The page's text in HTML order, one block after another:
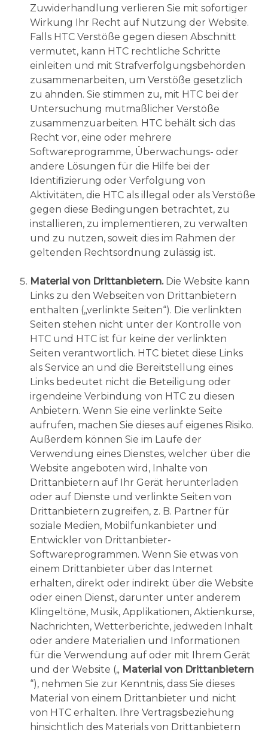
Zuwiderhandlung verlieren Sie mit sofortiger
Wirkung Ihr Recht auf Nutzung der Website.
Falls HTC Verstöße gegen diesen Abschnitt
vermutet, kann HTC rechtliche Schritte
einleiten und mit Strafverfolgungsbehörden
zusammenarbeiten, um Verstöße gesetzlich
zu ahnden. Sie stimmen zu, mit HTC bei der
Untersuchung mutmaßlicher Verstöße
zusammenzuarbeiten. HTC behält sich das
Recht vor, eine oder mehrere
Softwareprogramme, Überwachungs- oder
andere Lösungen für die Hilfe bei der
Identifizierung oder Verfolgung von
Aktivitäten, die HTC als illegal oder als Verstöße
gegen diese Bedingungen betrachtet, zu
installieren, zu implementieren, zu verwalten
und zu nutzen, soweit dies im Rahmen der
geltenden Rechtsordnung zulässig ist.
Material von Drittanbietern. Die Website kann
Links zu den Webseiten von Drittanbietern
enthalten („verlinkte Seiten“). Die verlinkten
Seiten stehen nicht unter der Kontrolle von
HTC und HTC ist für keine der verlinkten
Seiten verantwortlich. HTC bietet diese Links
als Service an und die Bereitstellung eines
Links bedeutet nicht die Beteiligung oder
irgendeine Verbindung von HTC zu diesen
Anbietern. Wenn Sie eine verlinkte Seite
aufrufen, machen Sie dieses auf eigenes Risiko.
Außerdem können Sie im Laufe der
Verwendung eines Dienstes, welcher über die
Website angeboten wird, Inhalte von
Drittanbietern auf Ihr Gerät herunterladen
oder auf Dienste und verlinkte Seiten von
Drittanbietern zugreifen, z. B. Partner für
soziale Medien, Mobilfunkanbieter und
Entwickler von Drittanbieter-
Softwareprogrammen. Wenn Sie etwas von
einem Drittanbieter über das Internet
erhalten, direkt oder indirekt über die Website
oder einen Dienst, darunter unter anderem
Klingeltöne, Musik, Applikationen, Aktienkurse,
Nachrichten, Wetterberichte, jedweden Inhalt
oder andere Materialien und Informationen
für die Verwendung auf oder mit Ihrem Gerät
und der Website („ Material von Drittanbietern
“), nehmen Sie zur Kenntnis, dass Sie dieses
Material von einem Drittanbieter und nicht
von HTC erhalten. Ihre Vertragsbeziehung
hinsichtlich des Materials von Drittanbietern